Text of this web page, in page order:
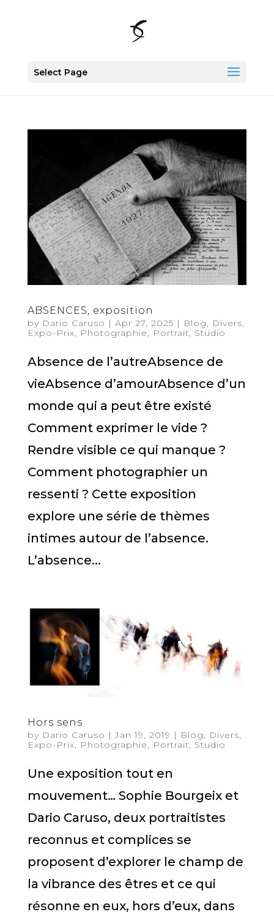
Select Page
ABSENCES, exposition
by Dario Caruso | Apr 27, 2025 | Blog, Divers,
Expo-Prix, Photographie, Portrait, Studio
Absence de l’autreAbsence de
vieAbsence d’amourAbsence d’un
monde qui a peut être existé
Comment exprimer le vide ?
Rendre visible ce qui manque ?
Comment photographier un
ressenti ? Cette exposition
explore une série de thèmes
intimes autour de l’absence.
L’absence...
Hors sens
by Dario Caruso |Jan 19, 2019 | Blog, Divers,
Expo-Prix, Photographie, Portrait, Studio
Une exposition tout en
mouvement… Sophie Bourgeix et
Dario Caruso, deux portraitistes
reconnus et complices se
proposent d’explorer le champ de
la vibrance des êtres et ce qui
résonne en eux, hors d’eux, dans